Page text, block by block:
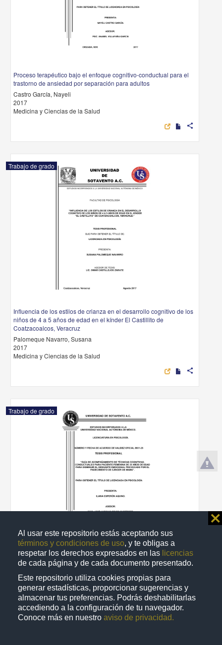
Al usar este repositorio estás aceptando sus
términos y condiciones de uso, y te obligas a
respetar los derechos expresados en las licencias
de cada página y de cada documento presentado.
Este repositorio utiliza cookies propias para
generar estadísticas, proporcionar sugerencias y
almacenar tus preferencias. Podrás deshabilitarlas
accediendo a la configuración de tu navegador.
Conoce más en nuestro aviso de privacidad.
⨯
Proceso terapéutico bajo el enfoque cognitivo-conductual para el
trastorno de ansiedad por separación para adultos
Castro García, Nayeli
2017
Medicina y Ciencias de la Salud
share
Trabajo de grado
Influencia de los estilos de crianza en el desarrollo cognitivo de los
niños de 4 a 5 años de edad en el kínder El Castillito de
Coatzacoalcos, Veracruz
Palomeque Navarro, Susana
2017
Medicina y Ciencias de la Salud
share
Trabajo de grado
Guia de acompañamiento de técnicas cognitivas-conductuales
para paciente femenina de 35 años de edad para disminuir el
desgaste emocional provocado por el padecimiento de cáncer de
mama
Esperón Aquino, Iliana
2017
Medicina y Ciencias de la Salud